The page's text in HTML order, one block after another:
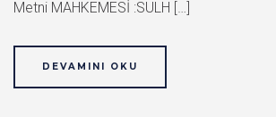
Metni MAHKEMESİ :SULH […]
DEVAMINI OKU